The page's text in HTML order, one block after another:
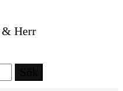
& Herr